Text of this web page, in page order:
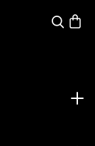
Search